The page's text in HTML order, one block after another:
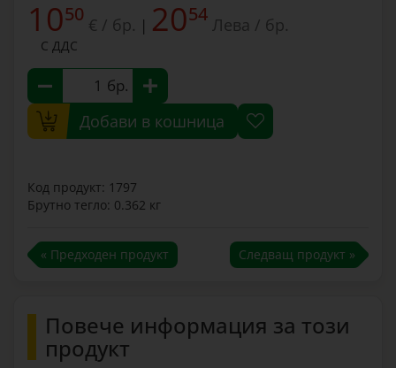
1050 € / бр. | 2054 Лева / бр.
С ДДС
бр.
Добави в кошница
Код продукт: 1797
Брутно тегло: 0.362 кг
« Предходен продукт Следващ продукт »
Повече информация за този
продукт